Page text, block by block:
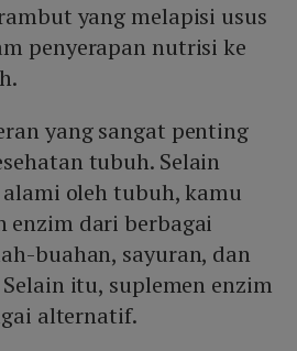
yang melapisi usus
penyerapan nutrisi ke
yang sangat penting
tubuh. Selain
oleh tubuh, kamu
enzim dari berbagai
buahan, sayuran, dan
itu, suplemen enzim
alternatif.